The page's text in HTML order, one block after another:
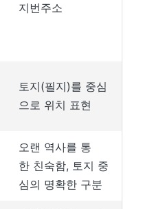
지번주소
토지(필지)를 중심
으로 위치 표현
오랜 역사를 통
한 친숙함, 토지 중
심의 명확한 구분